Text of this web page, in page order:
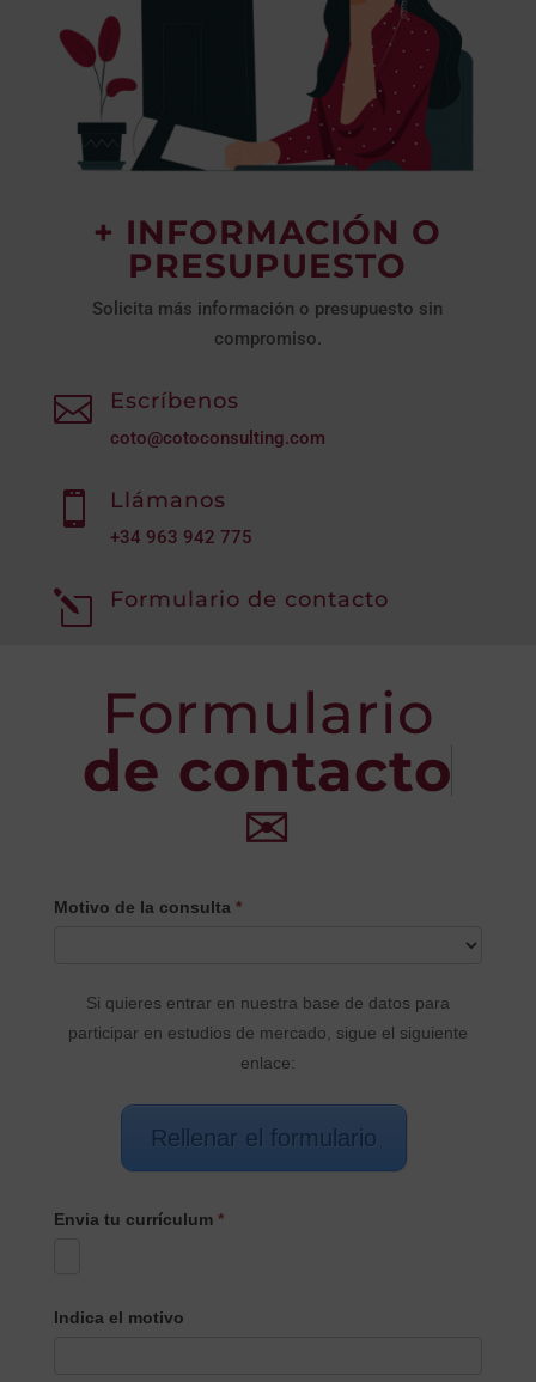
+ INFORMACIÓN O
PRESUPUESTO
Solicita más información o presupuesto sin
compromiso.
 Escríbenos
coto@cotoconsulting.com
 Llámanos
+34 963 942 775
l Formulario de contacto
Formulario
de contacto
✉
CONTACTO
Motivo de la consulta *
Si quieres entrar en nuestra base de datos para
participar en estudios de mercado, sigue el siguiente
enlace:
Rellenar el formulario
Envia tu currículum *
Indica el motivo